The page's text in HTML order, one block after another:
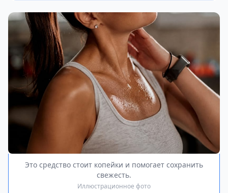
Это средство стоит копейки и помогает сохранить
свежесть.
Иллюстрационное фото